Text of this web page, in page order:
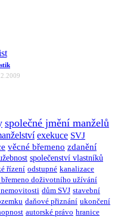
společné jmění manželů
exekuce SVJ
věcné břemeno zdanění
společenství vlastníků
řízení odstupné kanalizace
břemeno doživotního užívání
dům SVJ stavební
daňové přiznání ukončení
autorské právo hranice